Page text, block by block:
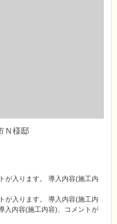
Ｎ様邸
が入ります。 導入内容(施工内
が入ります。 導入内容(施工内
入内容(施工内容)、コメントが